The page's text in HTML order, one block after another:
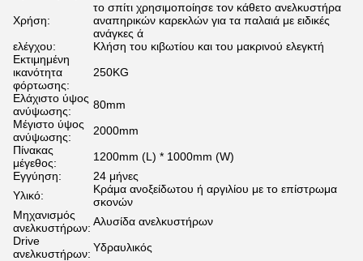
Χρήση:
το σπίτι χρησιμοποίησε τον κάθετο ανελκυστήρα
αναπηρικών καρεκλών για τα παλαιά με ειδικές
ανάγκες ά
ελέγχου:
Κλήση του κιβωτίου και του μακρινού ελεγκτή
Εκτιμημένη
ικανότητα
φόρτωσης:
250KG
Ελάχιστο ύψος
ανύψωσης:
80mm
Μέγιστο ύψος
ανύψωσης:
2000mm
Πίνακας
μέγεθος:
1200mm (L) * 1000mm (W)
Εγγύηση:
24 μήνες
Υλικό:
Κράμα ανοξείδωτου ή αργιλίου με το επίστρωμα
σκονών
Μηχανισμός
ανελκυστήρων: Αλυσίδα ανελκυστήρων
Drive
ανελκυστήρων: Υδραυλικός